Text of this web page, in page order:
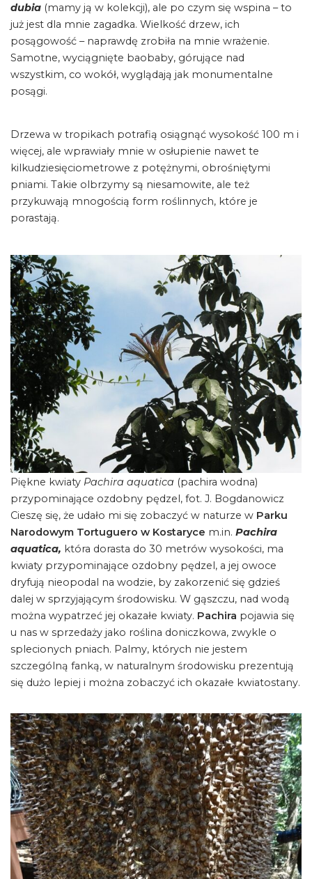
dubia (mamy ją w kolekcji), ale po czym się wspina – to
już jest dla mnie zagadka. Wielkość drzew, ich
posągowość – naprawdę zrobiła na mnie wrażenie.
Samotne, wyciągnięte baobaby, górujące nad
wszystkim, co wokół, wyglądają jak monumentalne
posągi.
Drzewa w tropikach potrafią osiągnąć wysokość 100 m i
więcej, ale wprawiały mnie w osłupienie nawet te
kilkudziesięciometrowe z potężnymi, obrośniętymi
pniami. Takie olbrzymy są niesamowite, ale też
przykuwają mnogością form roślinnych, które je
porastają.
Piękne kwiaty Pachira aquatica (pachira wodna)
przypominające ozdobny pędzel, fot. J. Bogdanowicz
Cieszę się, że udało mi się zobaczyć w naturze w Parku
Narodowym Tortuguero w Kostaryce m.in. Pachira
aquatica, która dorasta do 30 metrów wysokości, ma
kwiaty przypominające ozdobny pędzel, a jej owoce
dryfują nieopodal na wodzie, by zakorzenić się gdzieś
dalej w sprzyjającym środowisku. W gąszczu, nad wodą
można wypatrzeć jej okazałe kwiaty. Pachira pojawia się
u nas w sprzedaży jako roślina doniczkowa, zwykle o
splecionych pniach. Palmy, których nie jestem
szczególną fanką, w naturalnym środowisku prezentują
się dużo lepiej i można zobaczyć ich okazałe kwiatostany.